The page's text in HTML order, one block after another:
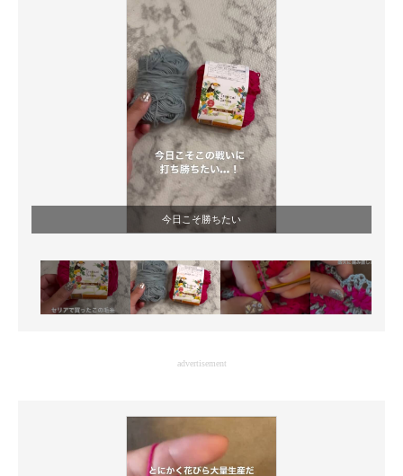
モノづくり技術者専門サイト
エレクトロニクス専門サイト
電子設計の基本と応用
エネルギーの専門メディア
建設×テクノロジーの最前線
ちょっと気になるネットの話題今日こそ勝ちたい
advertisement